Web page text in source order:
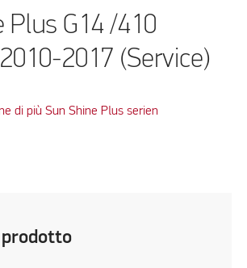
Plus G14 /410
2017 (Service)
di più Sun Shine Plus serien